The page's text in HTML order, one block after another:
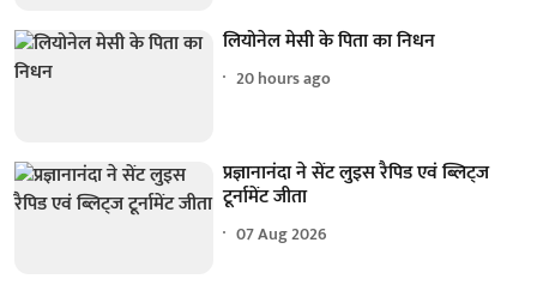
लियोनेल मेसी के पिता का निधन
20 hours ago
प्रज्ञानानंदा ने सेंट लुइस रैपिड एवं ब्लिट्ज
टूर्नामेंट जीता
07 Aug 2026